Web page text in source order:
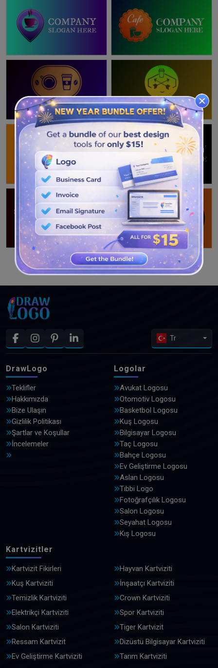
DAHA FAZLA TASARIM GÖRÜN
Tr
DrawLogo
Teklifler
Hakkımızda
Bize Ulaşın
Gizlilik Politikası
Şartlar ve Koşullar
İncelemeler
Logolar
Avukat Logosu
Otomotiv Logosu
Basketbol Logosu
Kuş Logosu
Bilgisayar Logosu
Taç Logosu
Bahçe Logosu
Ev Geliştirme Logosu
Aslan Logosu
Tıbbi Logo
Fotoğrafçılık Logosu
Salon Logosu
Seyahat Logosu
Kış Logosu
Kartvizitler
Kartvizit Fikirleri
Hayvan Kartviziti
Kuş Kartviziti
İnşaatçı Kartviziti
Temizlik Kartviziti
Crown Kartviziti
Elektrikçi Kartviziti
Spor Kartviziti
Salon Kartviziti
Tiger Kartvizit
Ressam Kartvizit
Dizüstü Bilgisayar Kartviziti
Ev Geliştirme Kartviziti
Tarım Kartviziti